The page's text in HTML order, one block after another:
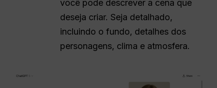
você pode descrever a cena que
deseja criar. Seja detalhado,
incluindo o fundo, detalhes dos
personagens, clima e atmosfera.